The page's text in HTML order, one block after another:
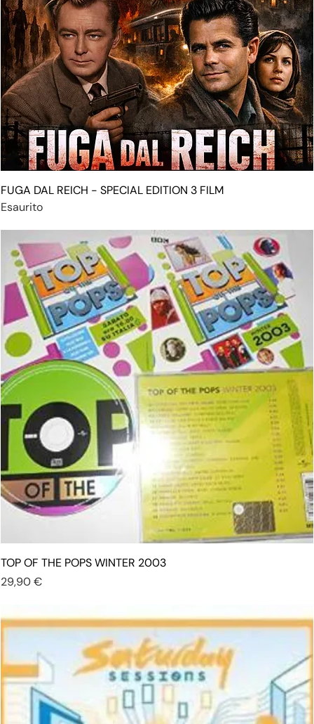
FUGA DAL REICH - SPECIAL EDITION 3 FILM
Esaurito
TOP OF THE POPS WINTER 2003
Prezzo
29,90 €